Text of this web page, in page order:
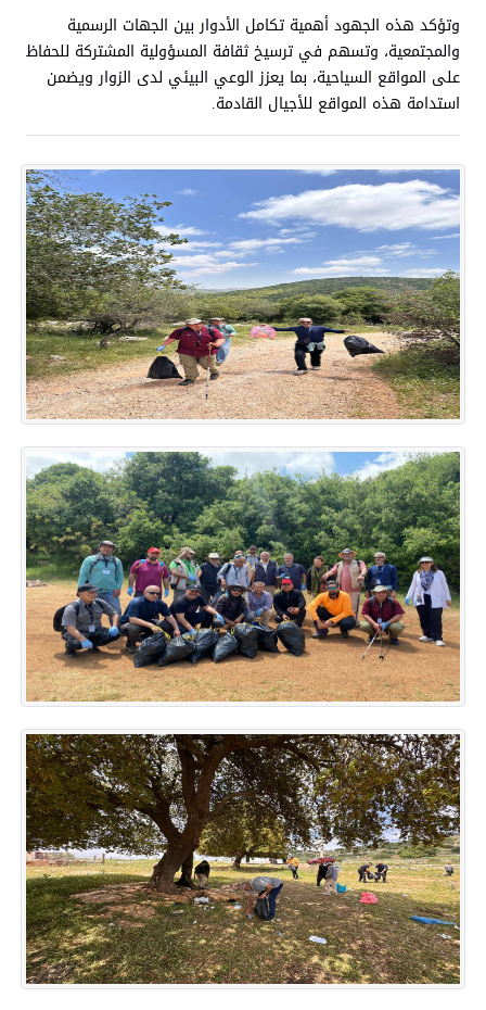
وتؤكد هذه الجهود أهمية تكامل الأدوار بين الجهات الرسمية
والمجتمعية، وتسهم في ترسيخ ثقافة المسؤولية المشتركة للحفاظ
على المواقع السياحية، بما يعزز الوعي البيئي لدى الزوار ويضمن
استدامة هذه المواقع للأجيال القادمة.